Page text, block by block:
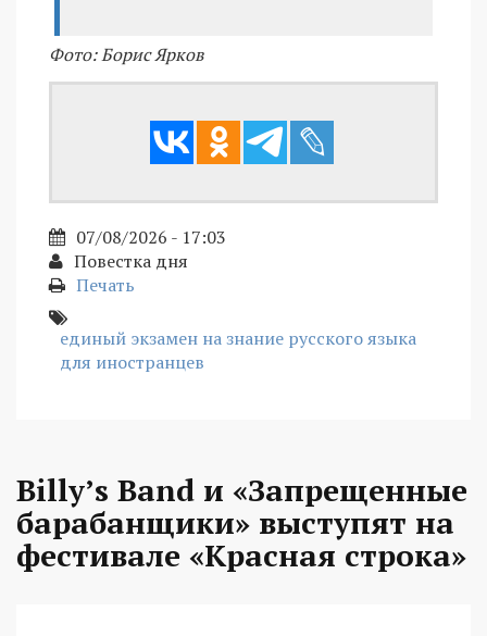
Фото: Борис Ярков
07/08/2026 - 17:03
Повестка дня
Печать
единый экзамен на знание русского языка
для иностранцев
Billy’s Band и «Запрещенные
барабанщики» выступят на
фестивале «Красная строка»